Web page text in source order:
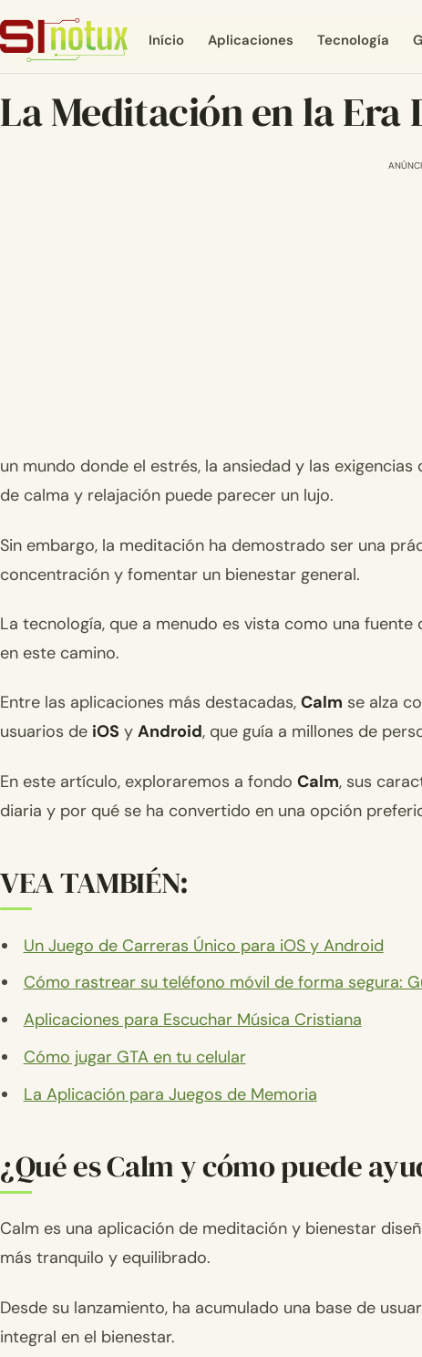
Início Aplicaciones Tecnología
La Meditación en la Era
un mundo donde el estrés, la ansiedad y las
de calma y relajación puede parecer un lujo.
Sin embargo, la meditación ha demostrado ser una
concentración y fomentar un bienestar general.
La tecnología, que a menudo es vista como una
en este camino.
Entre las aplicaciones más destacadas, Calm se alza
usuarios de iOS y Android, que guía a millones de
En este artículo, exploraremos a fondo Calm, sus
diaria y por qué se ha convertido en una opción
VEA TAMBIÉN:
Un Juego de Carreras Único para iOS y Android
Cómo rastrear su teléfono móvil de forma segura:
Aplicaciones para Escuchar Música Cristiana
Cómo jugar GTA en tu celular
La Aplicación para Juegos de Memoria
¿Qué es Calm y cómo puede
Calm es una aplicación de meditación y bienestar
más tranquilo y equilibrado.
Desde su lanzamiento, ha acumulado una base de
integral en el bienestar.